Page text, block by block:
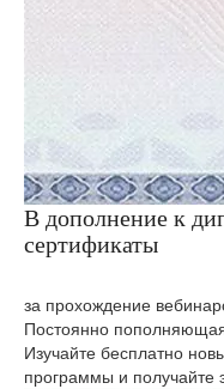
В дополнение к
сертификаты
за прохождение
Постоянно
Изучайте бесплатно
программы и получайте